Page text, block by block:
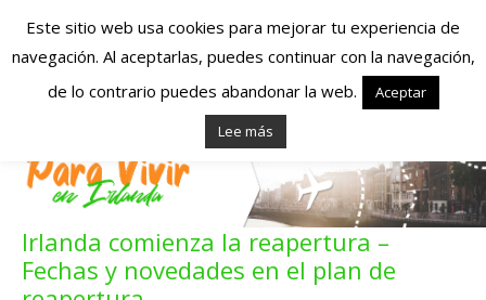
Españoles en
Irlanda – Vivir en
Irlanda – Trabajo
en Irlanda –
Irlanda comienza la reapertura –
Fechas y novedades en el plan de
Este sitio web usa cookies para mejorar tu experiencia de
navegación. Al aceptarlas, puedes continuar con la navegación,
de lo contrario puedes abandonar la web.
Aceptar
Lee más